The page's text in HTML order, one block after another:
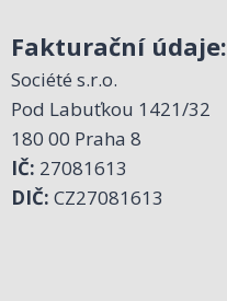
Fakturační údaje:
Société s.r.o.
Pod Labuťkou 1421/32
180 00 Praha 8
IČ: 27081613
DIČ: CZ27081613